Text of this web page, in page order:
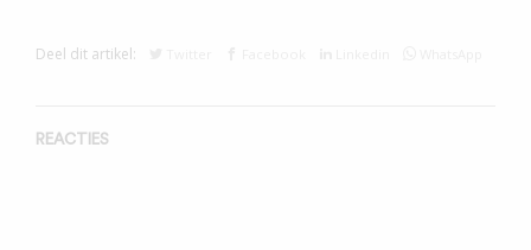
Deel dit artikel:
REACTIES